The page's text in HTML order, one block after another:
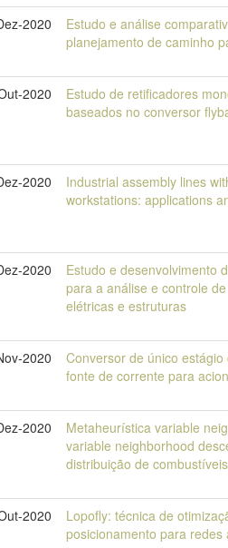
2020
Estudo e análise
planejamento de caminho
2020
Estudo de retificadores
baseados no conversor
2020
Industrial assembly lines
workstations: applications
2020
Estudo e desenvolvimento
para a análise e controle
elétricas e estruturas
2020
Conversor de único
fonte de corrente para
2020
Metaheurística variable
variable neighborhood
distribuição de
2020
Lopofly: técnica de
posicionamento para redes